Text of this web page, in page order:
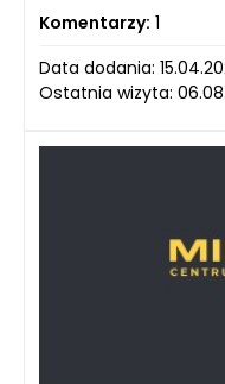
Komentarzy: 1
Data dodania:
Ostatnia wizyta: